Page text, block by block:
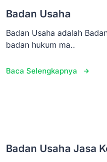
Badan Usaha
Badan Usaha adalah
badan hukum ma..
Baca Selengkapnya
Badan Usaha Jasa